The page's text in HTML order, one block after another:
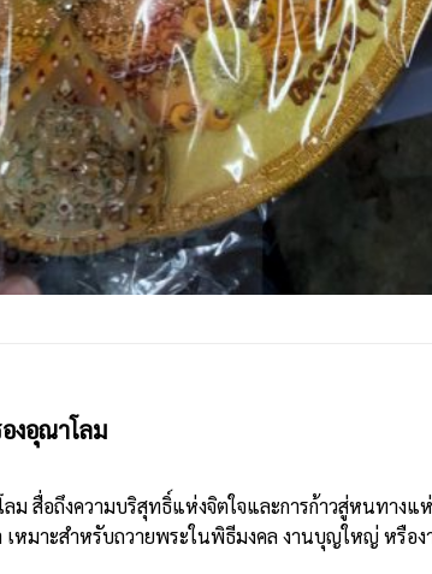
งอุณาโลม
ม สื่อถึงความบริสุทธิ์แห่งจิตใจและการก้าวสู่หนทาง
เหมาะสำหรับถวายพระในพิธีมงคล งานบุญใหญ่ หรือ